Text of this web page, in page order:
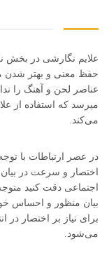
علایم نگارشی در بخش
حفظ معنی و بهتر شدن
عناصر لحن و آهنگ را
میرسد که استفاده از
می‌کند.
در عصر ارتباطات با توجه
اختصار و سرعت در
بیان منظور و احساس
برای نیاز بر اختصار
می‌شود.